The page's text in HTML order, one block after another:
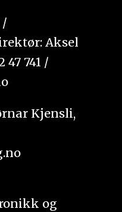
/
Aksel
741 /
Kjensli,
og